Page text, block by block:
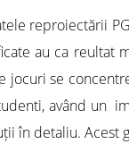
reproiectării
au ca reultat
se
având un
în detaliu. Acest